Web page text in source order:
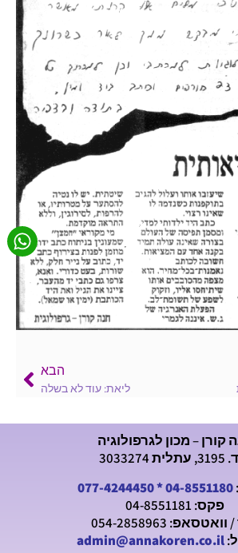
הבא
ליאת: עוד לא בשלה
קורן – מכון לגרפולוגיה
04-8551180
*
077-4244450
פקס: 04-8551181
054-2858963
admin@annakoren.co.il